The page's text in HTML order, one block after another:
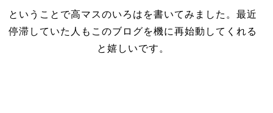
ということで高マスのいろはを書いてみました。最近
停滞していた人もこのブログを機に再始動してくれる
と嬉しいです。